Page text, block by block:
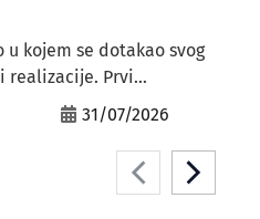
kojem se dotakao svog
realizacije. Prvi...
31/07/2026